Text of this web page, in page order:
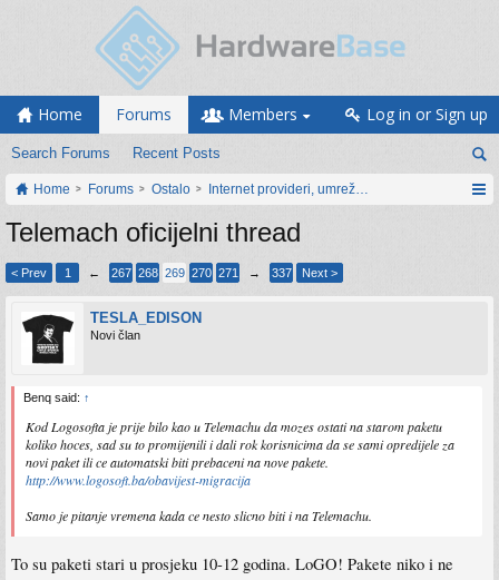
Home Forums
Search Forums Recent Posts
Members Log in or Sign up
Home Forums Ostalo Internet provideri, umrežavanje i web servisi
Telemach oficijelni thread
< Prev 1 ← 267 268 269 270 271 → 337 Next >
TESLA_EDISON
Novi član
Benq said: ↑
Kod Logosofta je prije bilo kao u Telemachu da mozes ostati na starom paketu
koliko hoces, sad su to promijenili i dali rok korisnicima da se sami opredijele za
novi paket ili ce automatski biti prebaceni na nove pakete.
http://www.logosoft.ba/obavijest-migracija
Samo je pitanje vremena kada ce nesto slicno biti i na Telemachu.
To su paketi stari u prosjeku 10-12 godina. LoGO! Pakete niko i ne